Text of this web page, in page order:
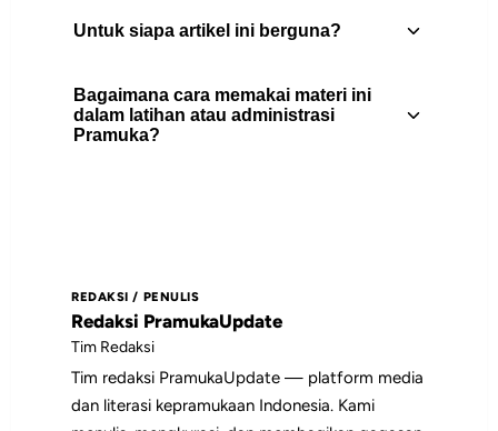
sandi dasar, dan cara mengajarkannya
dalam latihan regu.
Untuk siapa artikel ini berguna?
Artikel ini berguna untuk pembina
Pramuka, peserta didik, pengurus gugus
Bagaimana cara memakai materi ini
dalam latihan atau administrasi
Pramuka?
catatan pembinaan, atau rujukan saat
menyiapkan kegiatan.
REDAKSI / PENULIS
Redaksi PramukaUpdate
Tim Redaksi
Tim redaksi PramukaUpdate — platform media
dan literasi kepramukaan Indonesia. Kami